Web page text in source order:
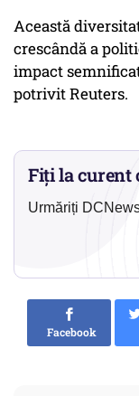
Această
crescândă a
impact
potrivit Reuters.
Fiți la curent
Urmăriți
Facebook